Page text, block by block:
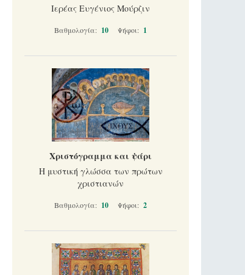
Ιερέας Ευγένιος Μούρζιν
Βαθμολογία: 10 Ψήφοι: 1
Χριστόγραμμα και ψάρι
Η μυστική γλώσσα των πρώτων
χριστιανών
Βαθμολογία: 10 Ψήφοι: 2